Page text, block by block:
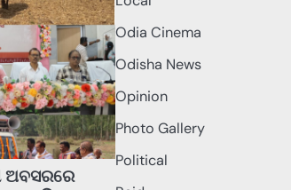
ଅବସରରେ
Odia Cinema
Odisha News
Opinion
Photo Gallery
Political